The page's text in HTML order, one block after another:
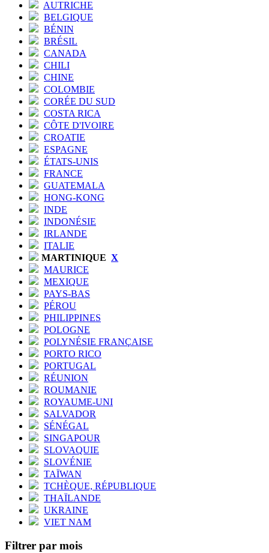
AUTRICHE
BELGIQUE
BÉNIN
BRÉSIL
CANADA
CHILI
CHINE
COLOMBIE
CORÉE DU SUD
COSTA RICA
CÔTE D'IVOIRE
CROATIE
ESPAGNE
ÉTATS-UNIS
FRANCE
GUATEMALA
HONG-KONG
INDE
INDONÉSIE
IRLANDE
ITALIE
MARTINIQUE X
MAURICE
MEXIQUE
PAYS-BAS
PÉROU
PHILIPPINES
POLOGNE
POLYNÉSIE FRANÇAISE
PORTO RICO
PORTUGAL
RÉUNION
ROUMANIE
ROYAUME-UNI
SALVADOR
SÉNÉGAL
SINGAPOUR
SLOVAQUIE
SLOVÉNIE
TAÏWAN
TCHÈQUE, RÉPUBLIQUE
THAÏLANDE
UKRAINE
VIET NAM
Filtrer par mois